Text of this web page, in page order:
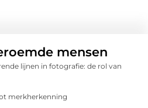
mensen
lijnen in fotografie: de rol van
merkherkenning